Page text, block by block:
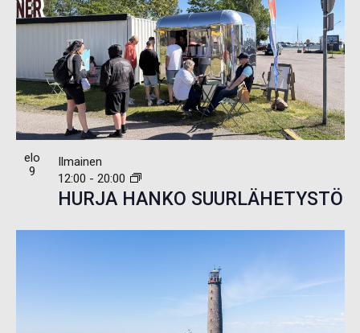
elo
9
HURJA HANKO SUURLÄHETYSTÖ
12:00 - 20:00
Ilmainen